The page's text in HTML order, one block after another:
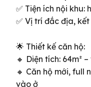
✅ Tiện ích nội khu:
✅ Vị trí đắc địa,
🌟 Thiết kế căn hộ:
🔸 Diện tích: 64m²
🔸 Căn hộ mới, full
vào ở